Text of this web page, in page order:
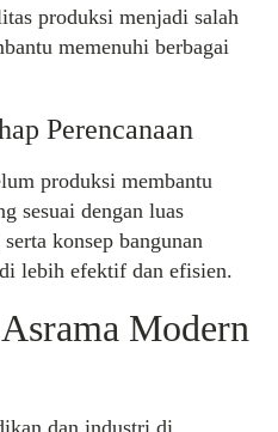
produksi menjadi salah
memenuhi berbagai
Perencanaan
produksi membantu
sesuai dengan luas
konsep bangunan
lebih efektif dan efisien.
Modern
dan industri di